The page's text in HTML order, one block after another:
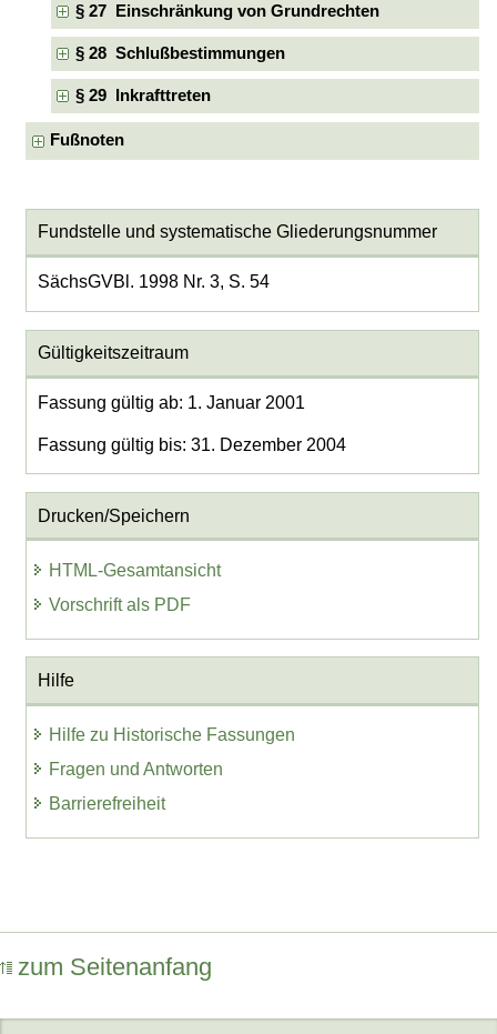
§ 27 Einschränkung von Grundrechten
§ 28 Schlußbestimmungen
§ 29 Inkrafttreten
Fußnoten
Fundstelle und systematische Gliederungsnummer
SächsGVBl. 1998 Nr. 3, S. 54
Gültigkeitszeitraum
Fassung gültig ab: 1. Januar 2001
Fassung gültig bis: 31. Dezember 2004
Drucken/Speichern
HTML-Gesamtansicht
Vorschrift als PDF
Hilfe
Hilfe zu Historische Fassungen
Fragen und Antworten
Barrierefreiheit
zum Seitenanfang